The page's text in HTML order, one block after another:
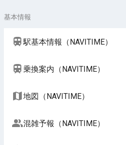
基本情報
駅基本情報（NAVITIME）
乗換案内（NAVITIME）
地図（NAVITIME）
混雑予報（NAVITIME）